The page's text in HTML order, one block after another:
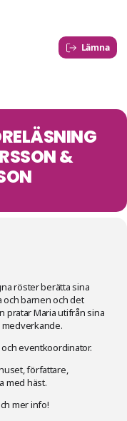
Lämna
&
röster berätta sina
och barnen och det
pratar Maria utifrån sina
eventkoordinator.
författare,
med häst.
mer info!